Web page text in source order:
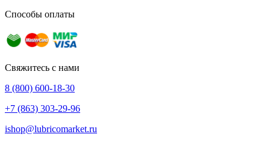
Способы оплаты
Свяжитесь с нами
8 (800) 600-18-30
+7 (863) 303-29-96
ishop@lubricomarket.ru